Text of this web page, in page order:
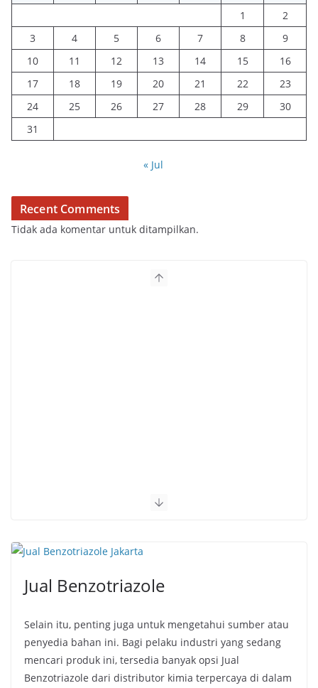
1
2
3
4 5 6 7 8
9
10
11 12 13 14 15
16
17
18 19 20 21 22
23
24
25 26 27 28 29
30
31
« Jul
Recent Comments
Tidak ada komentar untuk ditampilkan.
Jual Benzotriazole
Selain itu, penting juga untuk mengetahui sumber atau
penyedia bahan ini. Bagi pelaku industri yang sedang
mencari produk ini, tersedia banyak opsi Jual
Benzotriazole dari distributor kimia terpercaya di dalam